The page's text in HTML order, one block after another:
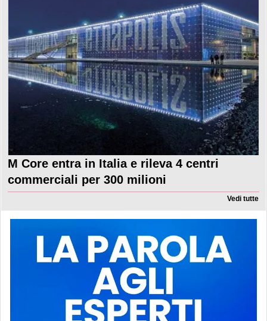
M Core entra in Italia e rileva 4 centri
commerciali per 300 milioni
Vedi tutte